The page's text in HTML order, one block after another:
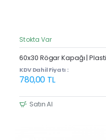
Stokta Var
60x30 Rögar Kapağı |
KDV Dahil Fiyatı :
780,00 TL
Satın Al